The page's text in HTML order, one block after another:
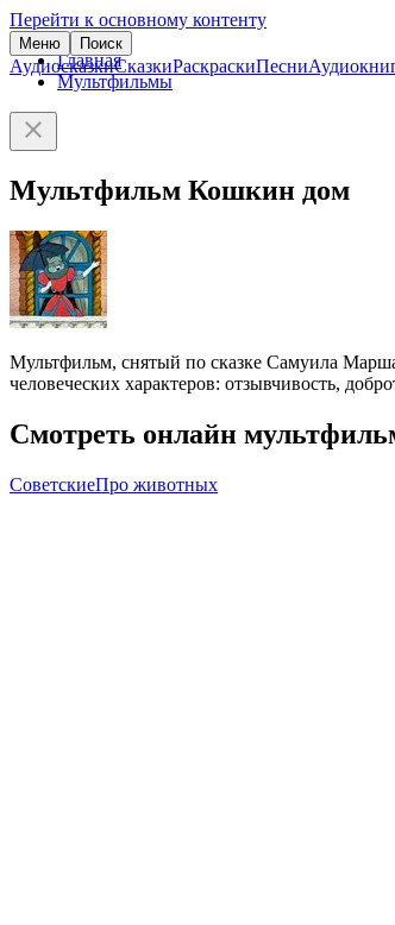
Перейти к основному контенту
Меню Поиск
АудиосказкиСказкиРаскраскиПесни
Главная
Мультфильмы
Мультфильм Кошкин дом
Мультфильм, снятый по сказке Самуила
человеческих характеров: отзывчивость,
Смотреть онлайн
СоветскиеПро животных